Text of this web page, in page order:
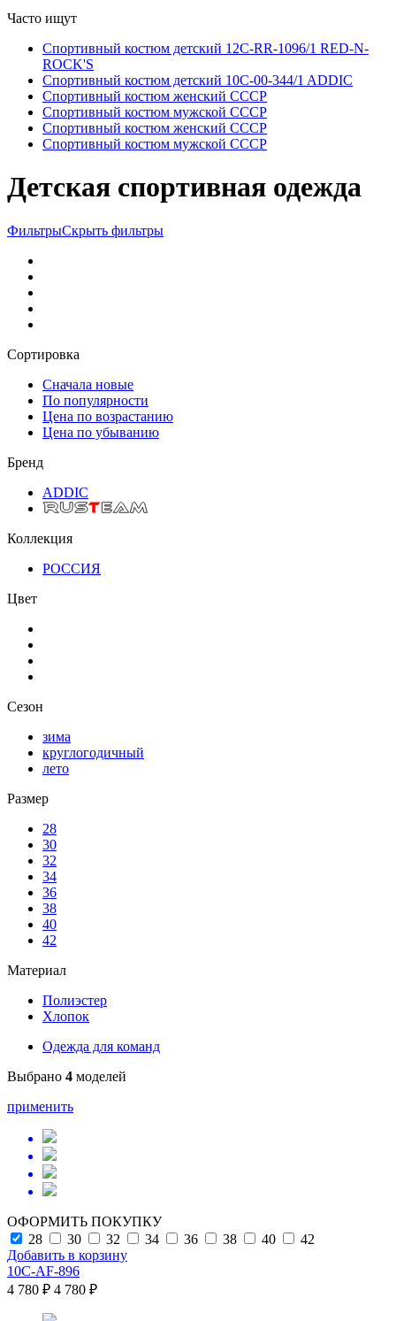
Часто ищут
Спортивный костюм детский 12C-RR-1096/1 RED-N-
ROCK'S
Спортивный костюм детский 10C-00-344/1 ADDIC
Спортивный костюм женский СССР
Спортивный костюм мужской СССР
Спортивный костюм женский СССР
Спортивный костюм мужской СССР
Детская спортивная одежда
ФильтрыСкрыть фильтры
Сортировка
Сначала новые
По популярности
Цена по возрастанию
Цена по убыванию
Бренд
ADDIC
Коллекция
РОССИЯ
Цвет
Сезон
зима
круглогодичный
лето
Размер
28
30
32
34
36
38
40
42
Материал
Полиэстер
Хлопок
Одежда для команд
Выбрано 4 моделей
применить
ОФОРМИТЬ ПОКУПКУ
28
30 32 34 36 38 40
42
Добавить в корзину
10C-AF-896
4 780 ₽ 4 780 ₽